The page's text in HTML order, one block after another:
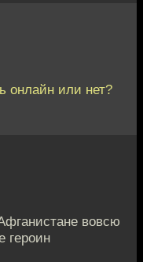
онлайн или нет?
вовсю
героин